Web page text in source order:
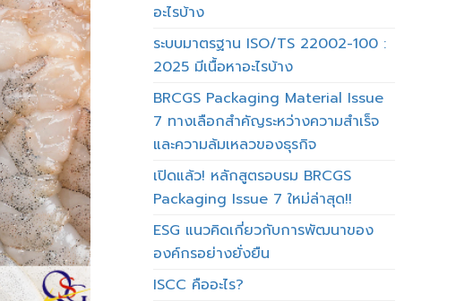
อะไรบ้าง
ระบบมาตรฐาน ISO/TS 22002-100 :
2025 มีเนื้อหาอะไรบ้าง
BRCGS Packaging Material Issue
7 ทางเลือกสำคัญระหว่างความสำเร็จ
และความล้มเหลวของธุรกิจ
เปิดแล้ว! หลักสูตรอบรม BRCGS
Packaging Issue 7 ใหม่ล่าสุด!!
ESG แนวคิดเกี่ยวกับการพัฒนาของ
องค์กรอย่างยั่งยืน
ISCC คืออะไร?